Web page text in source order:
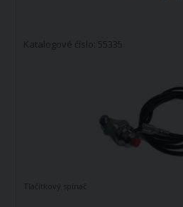
Katalogové číslo: 55335
Tlačítkový spínač